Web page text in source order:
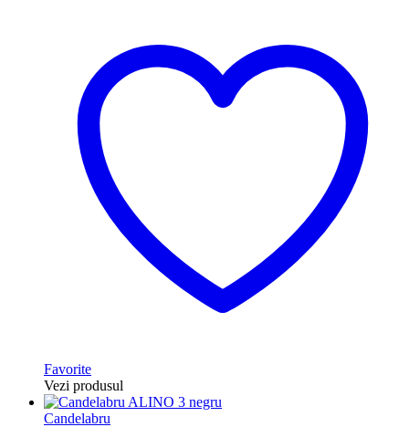
Favorite
Vezi produsul
Candelabru